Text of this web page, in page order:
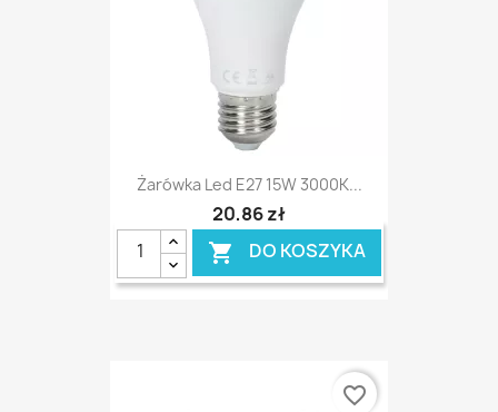
Żarówka Led E27 15W 3000K...
20,86 zł
 DO KOSZYKA
favorite_border